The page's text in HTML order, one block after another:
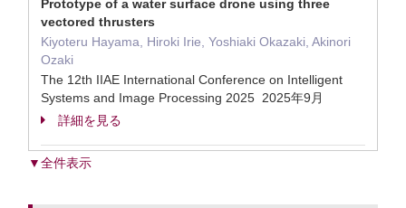
Prototype of a water surface drone using three
vectored thrusters
Kiyoteru Hayama, Hiroki Irie, Yoshiaki Okazaki, Akinori
Ozaki
The 12th IIAE International Conference on Intelligent
Systems and Image Processing 2025 2025年9月
詳細を見る
▼全件表示